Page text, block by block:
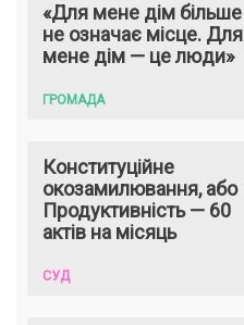
«Для мене дім більше
не означає місце. Для
мене дім — це люди»
ГРОМАДА
Конституційне
окозамилювання, або
Продуктивність — 60
актів на місяць
СУД